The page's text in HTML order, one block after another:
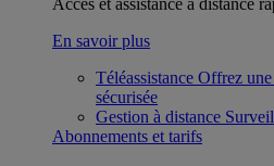
Accès et assistance à distance
En savoir plus
Téléassistance Offrez une
sécurisée
Gestion à distance
Abonnements et tarifs